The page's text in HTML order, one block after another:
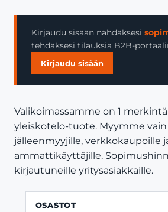
Yritys
Yhteystiedot
Kirjaudu sisään nähdäksesi
tehdäksesi tilauksia B2B-
Kirjaudu sisään
Valikoimassamme on 1
yleiskotelo-tuote. Myymme vain
jälleenmyyjille, verkkokaupoille
ammattikäyttäjille.
kirjautuneille yritysasiakkaille.
OSASTOT